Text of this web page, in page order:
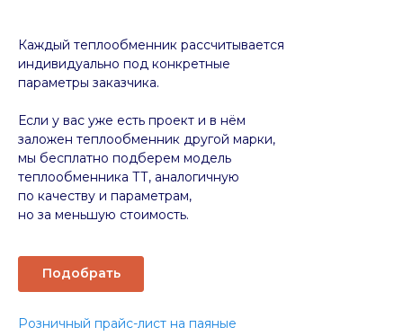
Подобрать
Каждый теплообменник рассчитывается
индивидуально под конкретные
параметры заказчика.
Если у вас уже есть проект и в нём
заложен теплообменник другой марки,
мы бесплатно подберем модель
теплообменника ТТ, аналогичную
по качеству и параметрам,
но за меньшую стоимость.
Розничный прайс-лист на паяные